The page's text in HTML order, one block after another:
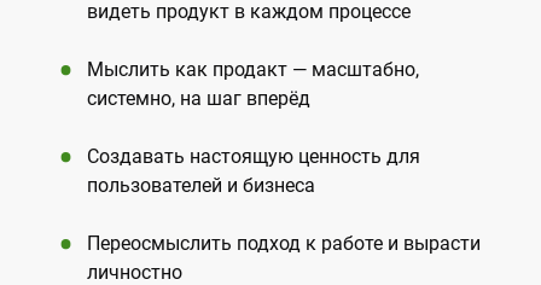
видеть продукт в каждом процессе
Мыслить как продакт — масштабно,
системно, на шаг вперёд
Создавать настоящую ценность для
пользователей и бизнеса
Переосмыслить подход к работе и вырасти
личностно